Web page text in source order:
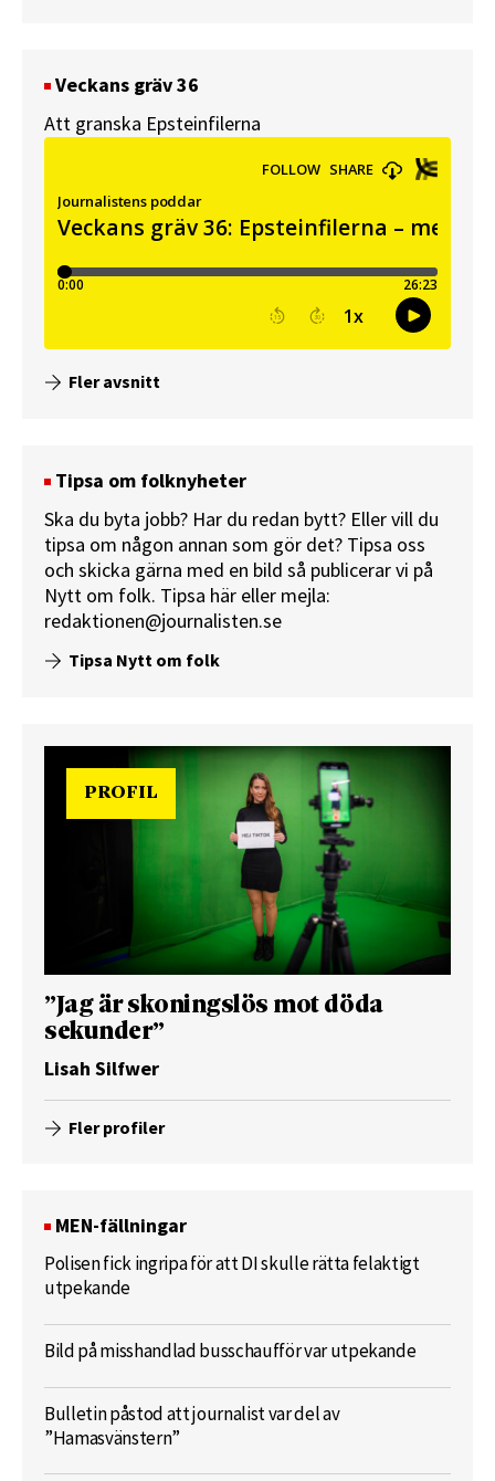
Veckans gräv 36
Att granska Epsteinfilerna
Fler avsnitt
Tipsa om folknyheter
Ska du byta jobb? Har du redan bytt? Eller vill du
tipsa om någon annan som gör det? Tipsa oss
och skicka gärna med en bild så publicerar vi på
Nytt om folk. Tipsa här eller mejla:
redaktionen@journalisten.se
Tipsa Nytt om folk
PROFIL
”Jag är skoningslös mot döda
sekunder”
Lisah Silfwer
Fler profiler
MEN-fällningar
Polisen fick ingripa för att DI skulle rätta felaktigt
utpekande
Bild på misshandlad busschaufför var utpekande
Bulletin påstod att journalist var del av
”Hamasvänstern”